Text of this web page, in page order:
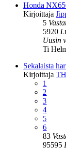
Honda
Kirjoittaja
5
5920
Uusin
Ti
Sekalaista
Kirjoittaja
1
2
3
4
5
6
83
95595